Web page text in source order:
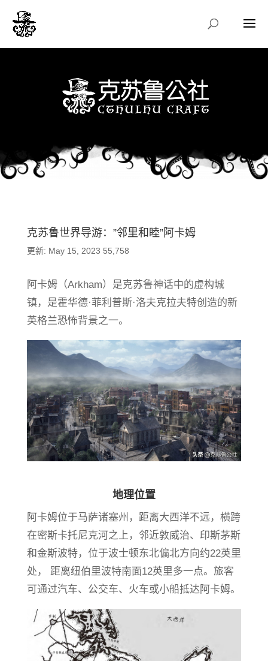
克苏鲁世界导游：”邻里和睦”阿卡姆
更新: May 15, 2023 55,758
阿卡姆（Arkham）是克苏鲁神话中的虚构城
镇，是霍华德·菲利普斯·洛夫克拉夫特创造的新
英格兰恐怖背景之一。
地理位置
阿卡姆位于马萨诸塞州，距离大西洋不远，横跨
在密斯卡托尼克河之上，邻近敦威治、印斯茅斯
和金斯波特，位于波士顿东北偏北方向约22英里
处， 距离纽伯里波特南面12英里多一点。旅客
可通过汽车、公交车、火车或小船抵达阿卡姆。